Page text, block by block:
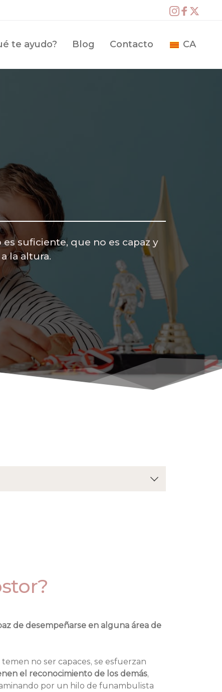
te ayudo? Blog Contacto CA
suficiente, que no es capaz y
la altura.
de desempeñarse en alguna área de
no ser capaces, se esfuerzan
el reconocimiento de los demás,
por un hilo de funambulista